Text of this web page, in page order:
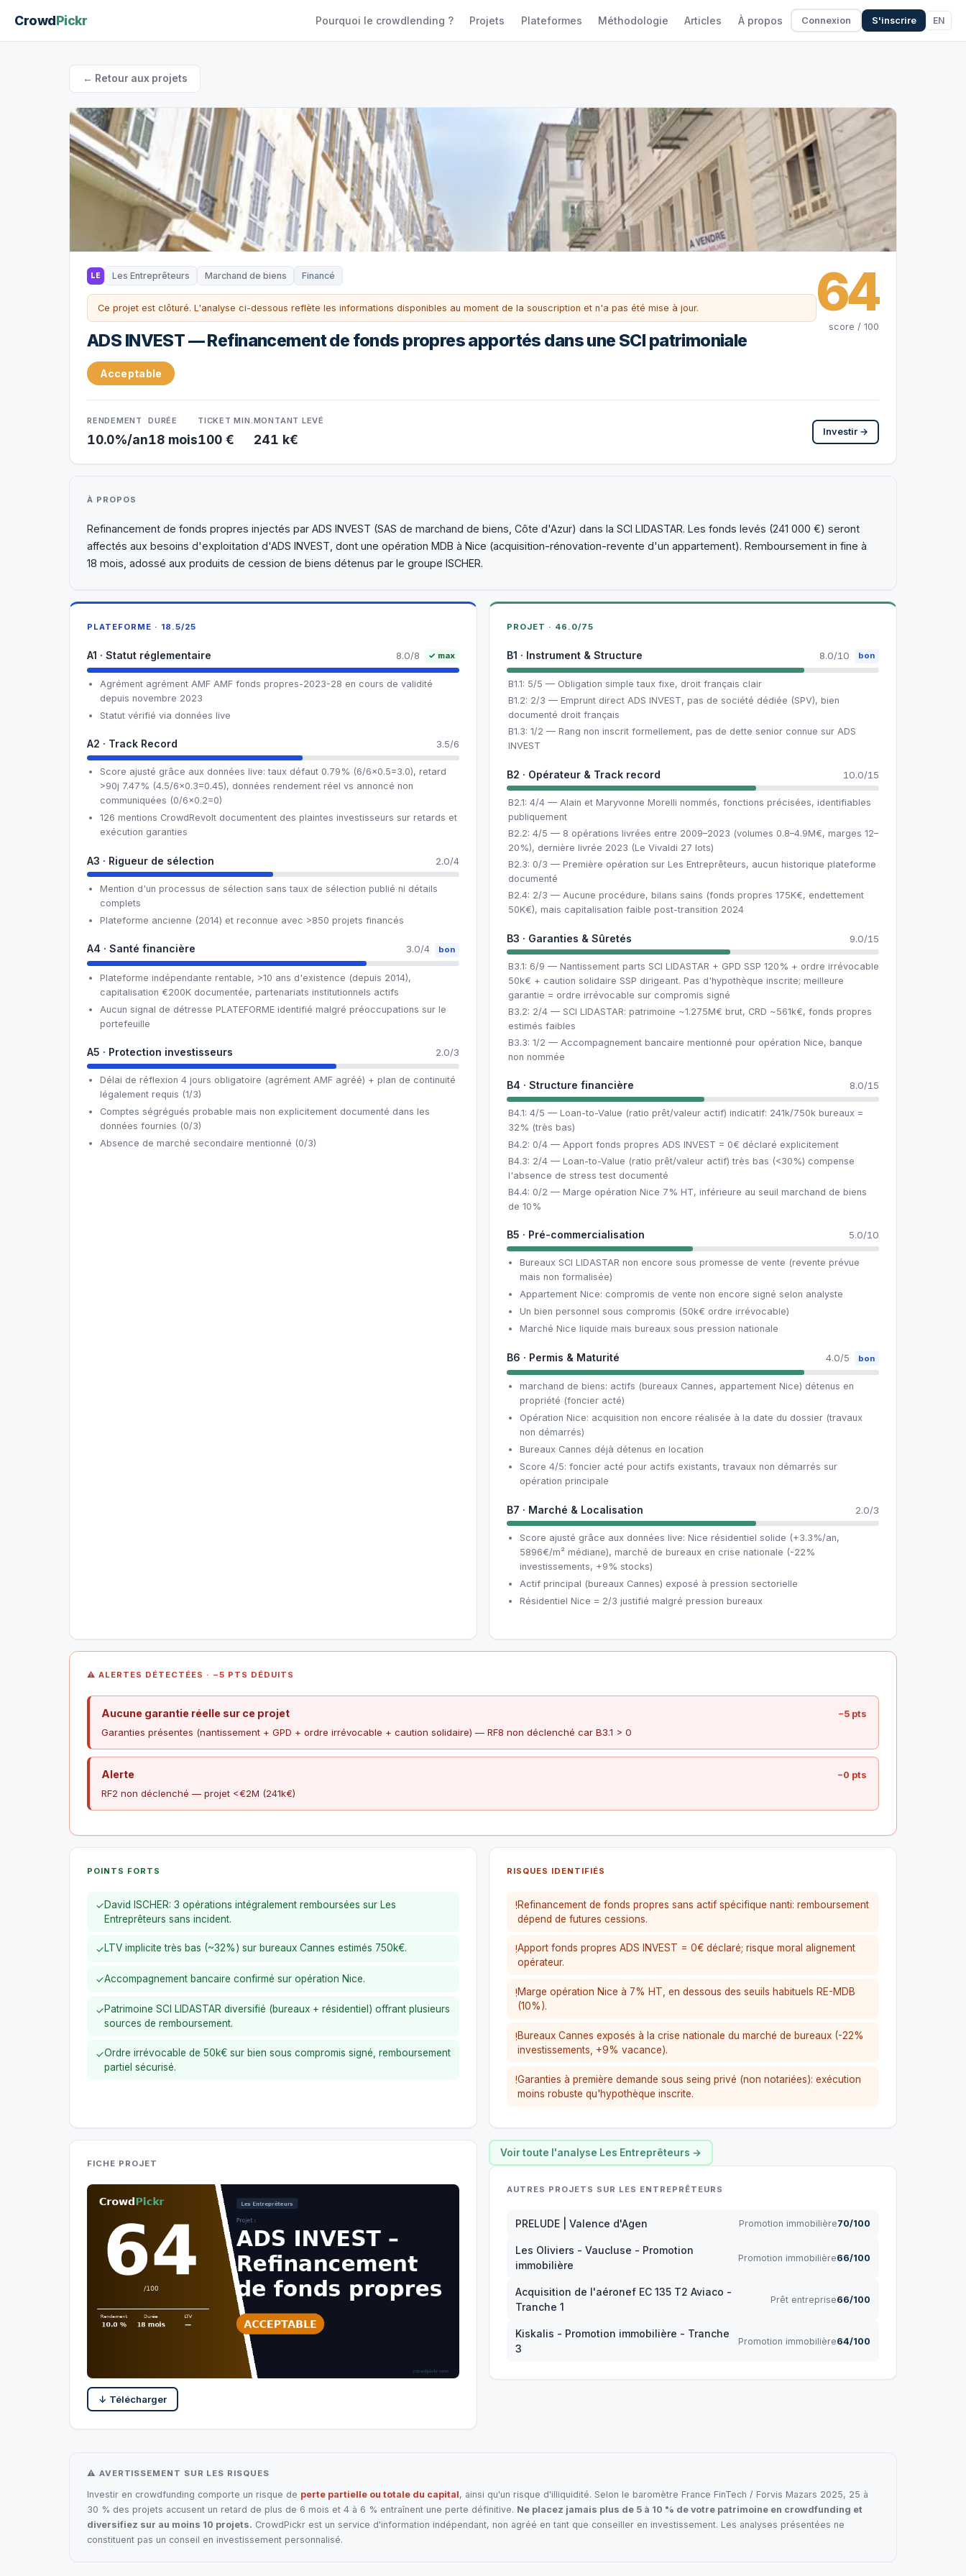
CrowdPickr Pourquoi le crowdlending ? Projets Plateformes Méthodologie Articles À propos Connexion S'inscrire EN
← Retour aux projets
LE Les Entreprêteurs Marchand de biens Financé
Ce projet est clôturé. L'analyse ci-dessous reflète les informations disponibles au moment de la souscription et n'a pas été mise à jour.
ADS INVEST — Refinancement de fonds propres apportés dans une SCI patrimoniale
Acceptable
64
score / 100
RENDEMENT
10.0%/an
DURÉE
18 mois
TICKET MIN.
100 €
MONTANT LEVÉ
241 k€ Investir →
À PROPOS
Refinancement de fonds propres injectés par ADS INVEST (SAS de marchand de biens, Côte d'Azur) dans la SCI LIDASTAR. Les fonds levés (241 000 €) seront
affectés aux besoins d'exploitation d'ADS INVEST, dont une opération MDB à Nice (acquisition-rénovation-revente d'un appartement). Remboursement in fine à
18 mois, adossé aux produits de cession de biens détenus par le groupe ISCHER.
PLATEFORME · 18.5/25
A1 · Statut réglementaire 8.0/8 ✓ max
Agrément agrément AMF AMF fonds propres-2023-28 en cours de validité
depuis novembre 2023
Statut vérifié via données live
A2 · Track Record 3.5/6
Score ajusté grâce aux données live: taux défaut 0.79% (6/6×0.5=3.0), retard
>90j 7.47% (4.5/6×0.3=0.45), données rendement réel vs annoncé non
communiquées (0/6×0.2=0)
126 mentions CrowdRevolt documentent des plaintes investisseurs sur retards et
exécution garanties
A3 · Rigueur de sélection 2.0/4
Mention d'un processus de sélection sans taux de sélection publié ni détails
complets
Plateforme ancienne (2014) et reconnue avec >850 projets financés
A4 · Santé financière 3.0/4 bon
Plateforme indépendante rentable, >10 ans d'existence (depuis 2014),
capitalisation €200K documentée, partenariats institutionnels actifs
Aucun signal de détresse PLATEFORME identifié malgré préoccupations sur le
portefeuille
A5 · Protection investisseurs 2.0/3
Délai de réflexion 4 jours obligatoire (agrément AMF agréé) + plan de continuité
légalement requis (1/3)
Comptes ségrégués probable mais non explicitement documenté dans les
données fournies (0/3)
Absence de marché secondaire mentionné (0/3)
PROJET · 46.0/75
B1 · Instrument & Structure 8.0/10 bon
B1.1: 5/5 — Obligation simple taux fixe, droit français clair
B1.2: 2/3 — Emprunt direct ADS INVEST, pas de société dédiée (SPV), bien
documenté droit français
B1.3: 1/2 — Rang non inscrit formellement, pas de dette senior connue sur ADS
INVEST
B2 · Opérateur & Track record 10.0/15
B2.1: 4/4 — Alain et Maryvonne Morelli nommés, fonctions précisées, identifiables
publiquement
B2.2: 4/5 — 8 opérations livrées entre 2009–2023 (volumes 0.8–4.9M€, marges 12–
20%), dernière livrée 2023 (Le Vivaldi 27 lots)
B2.3: 0/3 — Première opération sur Les Entreprêteurs, aucun historique plateforme
documenté
B2.4: 2/3 — Aucune procédure, bilans sains (fonds propres 175K€, endettement
50K€), mais capitalisation faible post-transition 2024
B3 · Garanties & Sûretés 9.0/15
B3.1: 6/9 — Nantissement parts SCI LIDASTAR + GPD SSP 120% + ordre irrévocable
50k€ + caution solidaire SSP dirigeant. Pas d'hypothèque inscrite; meilleure
garantie = ordre irrévocable sur compromis signé
B3.2: 2/4 — SCI LIDASTAR: patrimoine ~1.275M€ brut, CRD ~561k€, fonds propres
estimés faibles
B3.3: 1/2 — Accompagnement bancaire mentionné pour opération Nice, banque
non nommée
B4 · Structure financière 8.0/15
B4.1: 4/5 — Loan-to-Value (ratio prêt/valeur actif) indicatif: 241k/750k bureaux =
32% (très bas)
B4.2: 0/4 — Apport fonds propres ADS INVEST = 0€ déclaré explicitement
B4.3: 2/4 — Loan-to-Value (ratio prêt/valeur actif) très bas (<30%) compense
l'absence de stress test documenté
B4.4: 0/2 — Marge opération Nice 7% HT, inférieure au seuil marchand de biens
de 10%
B5 · Pré-commercialisation 5.0/10
Bureaux SCI LIDASTAR non encore sous promesse de vente (revente prévue
mais non formalisée)
Appartement Nice: compromis de vente non encore signé selon analyste
Un bien personnel sous compromis (50k€ ordre irrévocable)
Marché Nice liquide mais bureaux sous pression nationale
B6 · Permis & Maturité 4.0/5 bon
marchand de biens: actifs (bureaux Cannes, appartement Nice) détenus en
propriété (foncier acté)
Opération Nice: acquisition non encore réalisée à la date du dossier (travaux
non démarrés)
Bureaux Cannes déjà détenus en location
Score 4/5: foncier acté pour actifs existants, travaux non démarrés sur
opération principale
B7 · Marché & Localisation 2.0/3
Score ajusté grâce aux données live: Nice résidentiel solide (+3.3%/an,
5896€/m² médiane), marché de bureaux en crise nationale (-22%
investissements, +9% stocks)
Actif principal (bureaux Cannes) exposé à pression sectorielle
Résidentiel Nice = 2/3 justifié malgré pression bureaux
⚠ ALERTES DÉTECTÉES · −5 PTS DÉDUITS
Aucune garantie réelle sur ce projet −5 pts
Garanties présentes (nantissement + GPD + ordre irrévocable + caution solidaire) — RF8 non déclenché car B3.1 > 0
Alerte −0 pts
RF2 non déclenché — projet <€2M (241k€)
POINTS FORTS
✓David ISCHER: 3 opérations intégralement remboursées sur Les
Entreprêteurs sans incident.
✓LTV implicite très bas (~32%) sur bureaux Cannes estimés 750k€.
✓Accompagnement bancaire confirmé sur opération Nice.
✓Patrimoine SCI LIDASTAR diversifié (bureaux + résidentiel) offrant plusieurs
sources de remboursement.
✓Ordre irrévocable de 50k€ sur bien sous compromis signé, remboursement
partiel sécurisé.
RISQUES IDENTIFIÉS
!Refinancement de fonds propres sans actif spécifique nanti: remboursement
dépend de futures cessions.
!Apport fonds propres ADS INVEST = 0€ déclaré; risque moral alignement
opérateur.
!Marge opération Nice à 7% HT, en dessous des seuils habituels RE-MDB
(10%).
!Bureaux Cannes exposés à la crise nationale du marché de bureaux (-22%
investissements, +9% vacance).
!Garanties à première demande sous seing privé (non notariées): exécution
moins robuste qu'hypothèque inscrite.
FICHE PROJET
↓ Télécharger
Voir toute l'analyse Les Entreprêteurs →
AUTRES PROJETS SUR LES ENTREPRÊTEURS
PRELUDE | Valence d'Agen Promotion immobilière70/100
Les Oliviers - Vaucluse - Promotion
immobilière
Promotion immobilière66/100
Acquisition de l'aéronef EC 135 T2 Aviaco -
Tranche 1
Prêt entreprise66/100
Kiskalis - Promotion immobilière - Tranche
3
Promotion immobilière64/100
⚠ AVERTISSEMENT SUR LES RISQUES
Investir en crowdfunding comporte un risque de perte partielle ou totale du capital, ainsi qu'un risque d'illiquidité. Selon le baromètre France FinTech / Forvis Mazars 2025, 25 à
30 % des projets accusent un retard de plus de 6 mois et 4 à 6 % entraînent une perte définitive. Ne placez jamais plus de 5 à 10 % de votre patrimoine en crowdfunding et
diversifiez sur au moins 10 projets. CrowdPickr est un service d'information indépendant, non agréé en tant que conseiller en investissement. Les analyses présentées ne
constituent pas un conseil en investissement personnalisé.